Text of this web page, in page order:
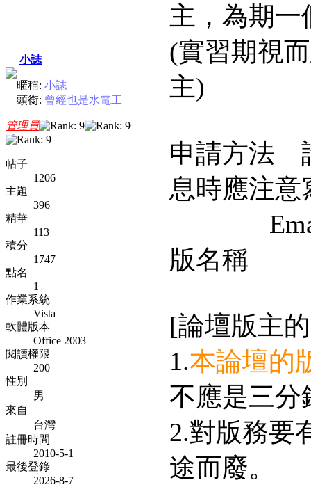
小誌
暱稱: 小誌
頭銜: 曾經也是水電工
管理員
帖子
1206
主題
396
精華
113
積分
1747
點名
1
作業系統
Vista
軟體版本
Office 2003
閱讀權限
200
性別
男
來自
台灣
註冊時間
2010-5-1
最後登錄
2026-8-7
主，為期一
(實習期視
主)
申請方法
息時應注意
Email
版名稱
[論壇版主
1.本論壇的
不應是三分
2.對版務要
途而廢。